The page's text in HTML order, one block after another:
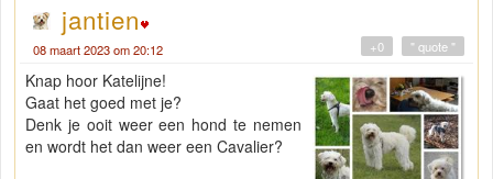
jantien
08 maart 2023 om 20:12 " quote "
+0
Knap hoor Katelijne!
Gaat het goed met je?
Denk je ooit weer een hond te nemen
en wordt het dan weer een Cavalier?